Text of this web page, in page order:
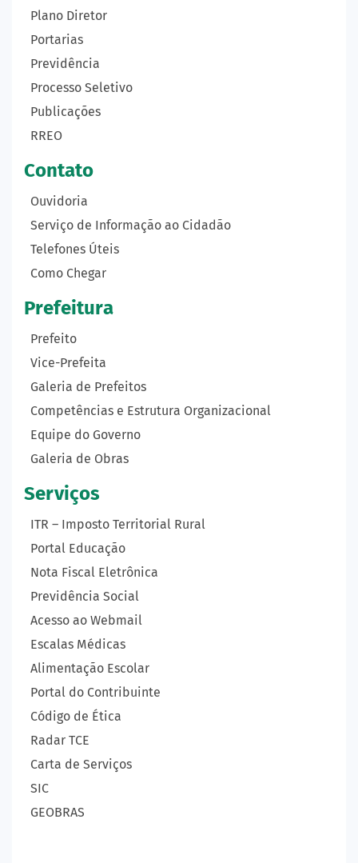
Plano Diretor
Portarias
Previdência
Processo Seletivo
Publicações
RREO
Contato
Ouvidoria
Serviço de Informação ao Cidadão
Telefones Úteis
Como Chegar
Prefeitura
Prefeito
Vice-Prefeita
Galeria de Prefeitos
Competências e Estrutura Organizacional
Equipe do Governo
Galeria de Obras
Serviços
ITR – Imposto Territorial Rural
Portal Educação
Nota Fiscal Eletrônica
Previdência Social
Acesso ao Webmail
Escalas Médicas
Alimentação Escolar
Portal do Contribuinte
Código de Ética
Radar TCE
Carta de Serviços
SIC
GEOBRAS